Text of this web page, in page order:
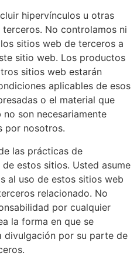
hipervínculos u otras
No controlamos ni
sitios web de terceros a
sitio web. Los productos
sitios web estarán
aplicables de esos
o el material que
son necesariamente
por nosotros.
las prácticas de
estos sitios. Usted asume
al uso de estos sitios web
relacionado. No
por cualquier
la forma en que se
divulgación por su parte de